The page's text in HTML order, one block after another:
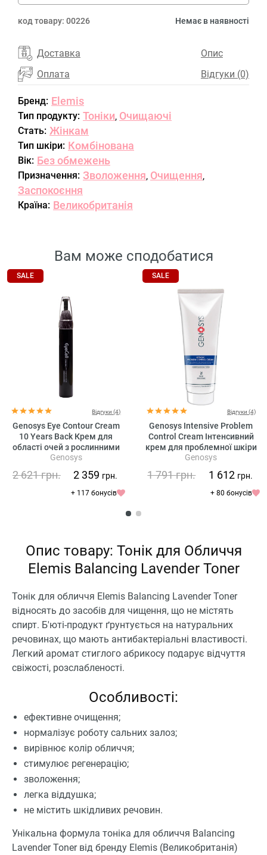
код товару: 00226 Немає в наявності
Доставка
Оплата
Опис
Відгуки (0)
Бренд: Elemis
Тип продукту: Тоніки, Очищаючі
Стать: Жінкам
Тип шкіри: Комбінована
Вік: Без обмежень
Призначення: Зволоження, Очищення,
Заспокоєння
Країна: Великобританія
Вам може сподобатися
SALE
Відгуки (4)
Genosys Eye Contour Cream
10 Years Back Крем для
області очей з рослинними
стовбуровими клітинами
Genosys
2 621грн. 2 359 грн.
+ 117 бонусів
SALE
Відгуки (4)
Genosys Intensive Problem
Control Cream Інтенсивний
крем для проблемної шкіри
Genosys
1 791грн. 1 612 грн.
+ 80 бонусів
Опис товару: Тонік для Обличчя
Elemis Balancing Lavender Toner
Тонік для обличчя Elemis Balancing Lavender Toner
відносять до засобів для чищення, що не містять
спирт. Б'юті-продукт ґрунтується на натуральних
речовинах, що мають антибактеріальні властивості.
Легкий аромат стиглого абрикосу подарує відчуття
свіжості, розслабленості.
Особливості:
ефективне очищення;
нормалізує роботу сальних залоз;
вирівнює колір обличчя;
стимулює регенерацію;
зволоження;
легка віддушка;
не містить шкідливих речовин.
Унікальна формула тоніка для обличчя Balancing
Lavender Toner від бренду Elemis (Великобританія)